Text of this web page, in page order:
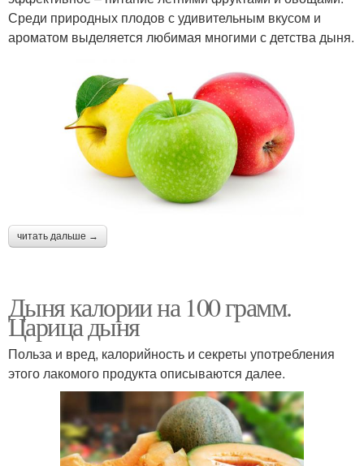
Среди природных плодов с удивительным вкусом и
ароматом выделяется любимая многими с детства дыня.
читать дальше →
Дыня калории на 100 грамм.
Царица дыня
Польза и вред, калорийность и секреты употребления
этого лакомого продукта описываются далее.